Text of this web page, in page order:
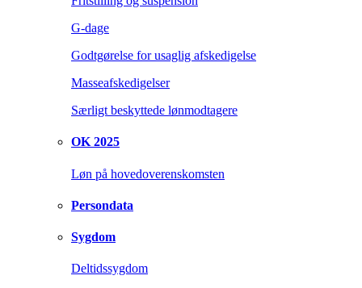
G-dage
Godtgørelse for usaglig afskedigelse
Masseafskedigelser
Særligt beskyttede lønmodtagere
OK 2025
Løn på hovedoverenskomsten
Persondata
Sygdom
Deltidssygdom